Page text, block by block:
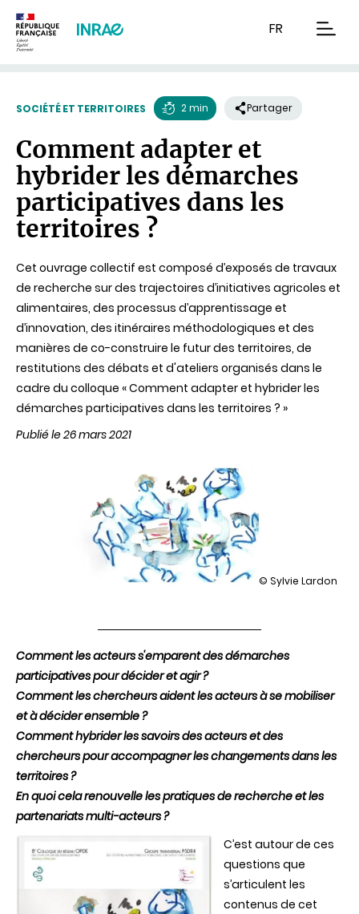
FR
SOCIÉTÉ ET TERRITOIRES
de
lecture
2 min Partager
Comment adapter et
hybrider les démarches
participatives dans les
territoires ?
Cet ouvrage collectif est composé d’exposés de travaux
de recherche sur des trajectoires d’initiatives agricoles et
alimentaires, des processus d’apprentissage et
d’innovation, des itinéraires méthodologiques et des
manières de co-construire le futur des territoires, de
restitutions des débats et d'ateliers organisés dans le
cadre du colloque « Comment adapter et hybrider les
démarches participatives dans les territoires ? »
Publié le 26 mars 2021
illustration
les
démarches
dans
les
?
© Sylvie Lardon
Comment les acteurs s'emparent des démarches
participatives pour décider et agir ?
Comment les chercheurs aident les acteurs à se mobiliser
et à décider ensemble ?
Comment hybrider les savoirs des acteurs et des
chercheurs pour accompagner les changements dans les
territoires ?
En quoi cela renouvelle les pratiques de recherche et les
partenariats multi-acteurs ?
C’est autour de ces
questions que
s’articulent les
contenus de cet